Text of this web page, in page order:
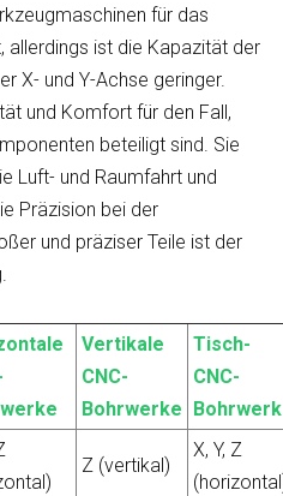
für das
ist die Kapazität der
X- und Y-Achse geringer.
und Komfort für den Fall,
beteiligt sind. Sie
Luft- und Raumfahrt und
Präzision bei der
und präziser Teile ist der
Vertikale
CNC-
Bohrwerke
Tisch-
CNC-
Z (vertikal)
X, Y, Z